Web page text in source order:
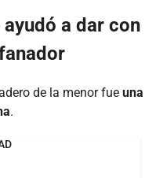
a dar con
de la menor fue una
.